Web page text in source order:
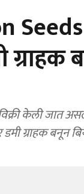
केली जात
डमी ग्राहक बनून